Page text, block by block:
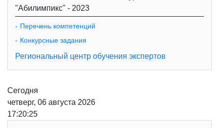
"Абилимпикс" - 2023
Перечень компетенций
Конкурсные задания
Региональный центр обучения экспертов
Сегодня
четверг, 06 августа 2026
17:20:25